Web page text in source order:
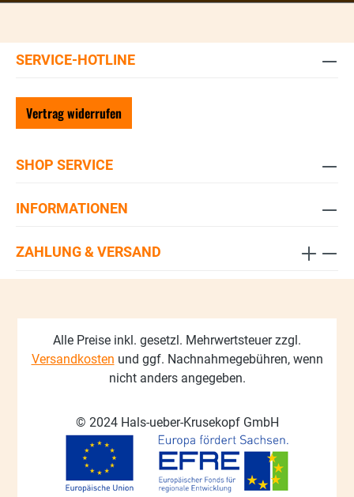
SERVICE-HOTLINE
Vertrag widerrufen
SHOP SERVICE
INFORMATIONEN
ZAHLUNG & VERSAND
Alle Preise inkl. gesetzl. Mehrwertsteuer zzgl.
Versandkosten und ggf. Nachnahmegebühren, wenn
nicht anders angegeben.
© 2024 Hals-ueber-Krusekopf GmbH